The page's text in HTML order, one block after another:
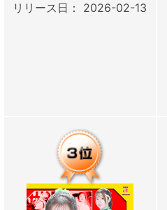
リリース日： 2026-02-13